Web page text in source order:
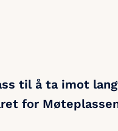
til å ta imot
for